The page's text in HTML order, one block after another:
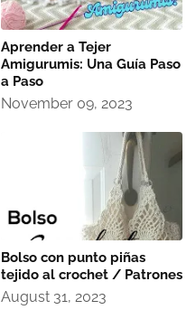
Aprender a Tejer
Amigurumis: Una Guía Paso
a Paso
November 09, 2023
Bolso con punto piñas
tejido al crochet / Patrones
August 31, 2023